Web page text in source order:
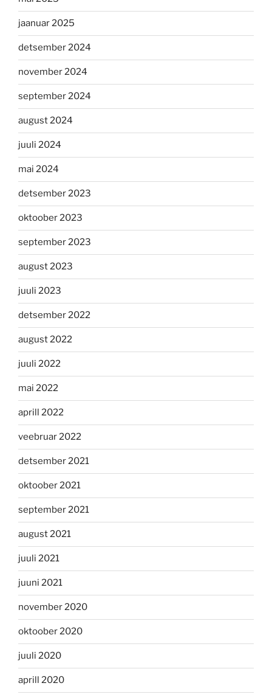
jaanuar 2025
detsember 2024
november 2024
september 2024
august 2024
juuli 2024
mai 2024
detsember 2023
oktoober 2023
september 2023
august 2023
juuli 2023
detsember 2022
august 2022
juuli 2022
mai 2022
aprill 2022
veebruar 2022
detsember 2021
oktoober 2021
september 2021
august 2021
juuli 2021
juuni 2021
november 2020
oktoober 2020
juuli 2020
aprill 2020